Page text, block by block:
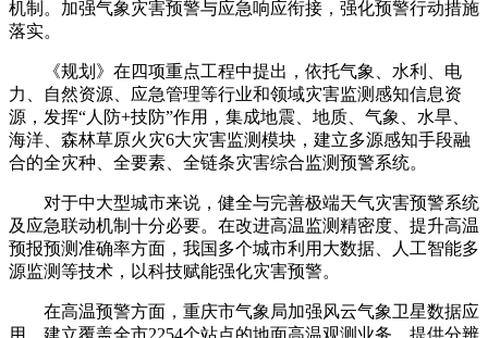
机制。加强气象灾害预警与应急响应衔接，强化预警行动措施
落实。
《规划》在四项重点工程中提出，依托气象、水利、电
力、自然资源、应急管理等行业和领域灾害监测感知信息资
源，发挥“人防+技防”作用，集成地震、地质、气象、水旱、
海洋、森林草原火灾6大灾害监测模块，建立多源感知手段融
合的全灾种、全要素、全链条灾害综合监测预警系统。
对于中大型城市来说，健全与完善极端天气灾害预警系统
及应急联动机制十分必要。在改进高温监测精密度、提升高温
预报预测准确率方面，我国多个城市利用大数据、人工智能多
源监测等技术，以科技赋能强化灾害预警。
在高温预警方面，重庆市气象局加强风云气象卫星数据应